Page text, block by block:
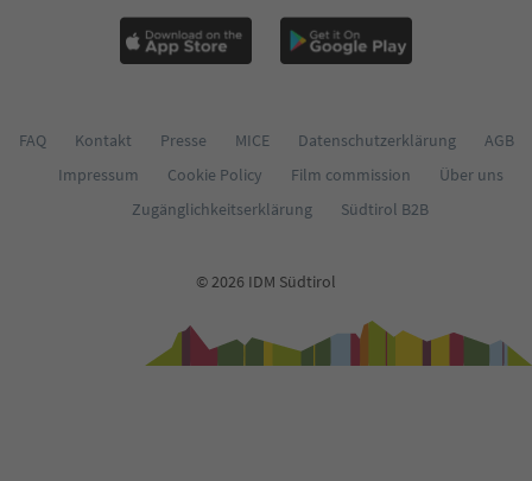
FAQ Kontakt Presse MICE Datenschutzerklärung
AGB
Impressum
Cookie Policy Film commission
Über uns
Zugänglichkeitserklärung
Südtirol B2B
© 2026 IDM Südtirol